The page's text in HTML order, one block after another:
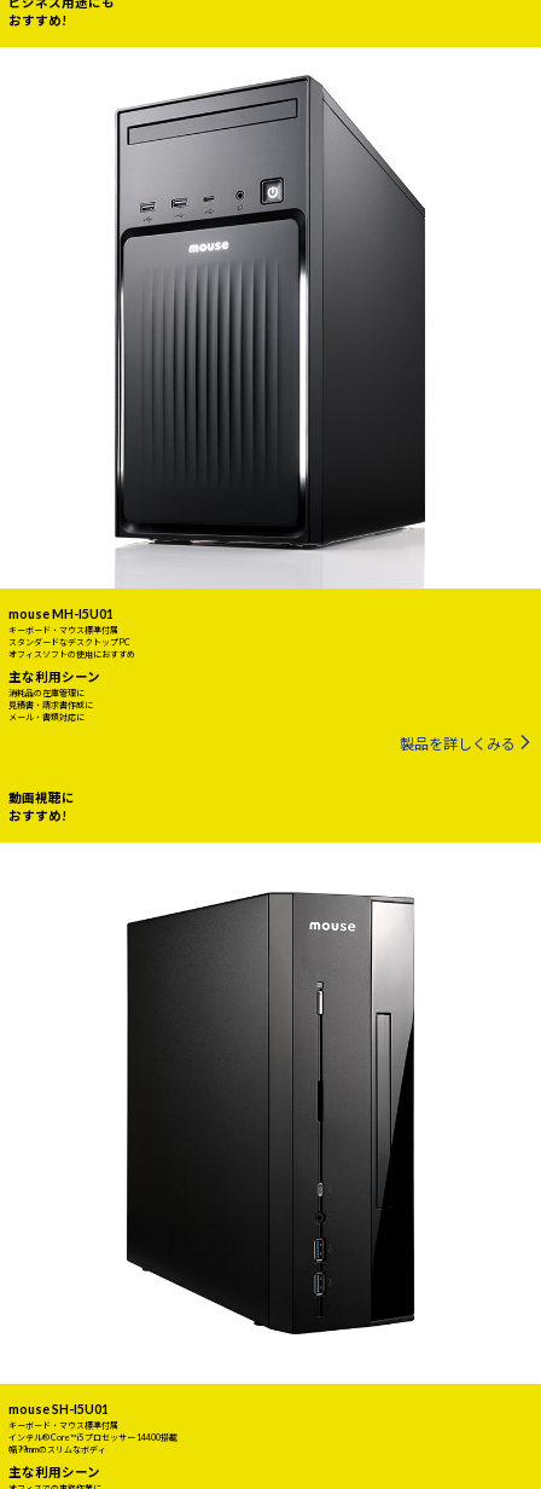
おすすめ!
mouse MH-I5U01
キーボード・マウス標準付属
スタンダードなデスクトップPC
オフィスソフトの使用におすすめ
主な利用シーン
消耗品の在庫管理に
見積書・請求書作成に
メール・書類対応に
製品を詳しくみる
動画視聴に
おすすめ!
mouse SH-I5U01
キーボード・マウス標準付属
インテル® Core™ i5 プロセッサー 14400搭載
幅99mmのスリムなボディ
主な利用シーン